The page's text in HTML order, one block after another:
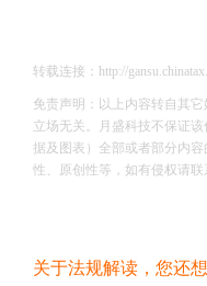
转载连接：http://
免责声明：以上内容转自其
立场无关。月盛科技不保证
据及图表）全部或者部分内
性、原创性等，如有侵权请联
关于法规解读，您还